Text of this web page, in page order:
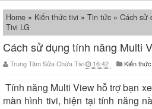
Home » Kiến thức tivi » Tin tức » Cách sử
Tivi LG
Cách sử dụng tính năng Multi
Trung Tâm Sửa Chữa Tivi 16:42 Kiến
Tính năng Multi View hỗ trợ bạn
màn hình tivi, hiện tại tính năng